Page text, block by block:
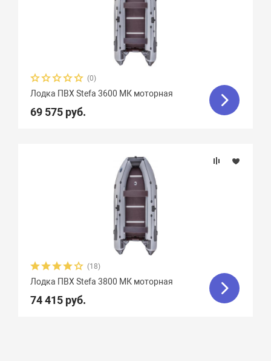
(0)
Лодка ПВХ Stefa 3600 МК моторная
69 575 руб.
(18)
Лодка ПВХ Stefa 3800 МК моторная
74 415 руб.